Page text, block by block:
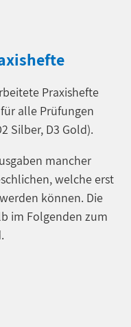
Praxishefte
alle Prüfungen
Silber, D3 Gold).
mancher
welche erst
können. Die
im Folgenden zum